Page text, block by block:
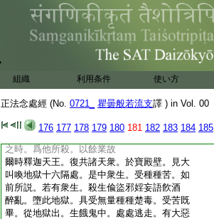
組織 利用条件 使い方
正法念處經 (No. 0721_ 瞿曇般若流支譯 ) in Vol. 00
176 177 178 179 180 181 182 183 184 185
語。墮此地獄。具受衆苦種種楚毒無量辛酸。
從地獄出生餓鬼中。壽命長遠。或受 11
錐身餓
鬼之形。或受針頸餓鬼之形。隨業所受。常困
飢渇。若有眷屬。爲他所奪。或生食毒餓鬼之
中。毒火所燒。餓鬼中死。生畜生中。在大曠
迭相食噉。畜生中死。若生人
中。身色憔悴。無有威徳。若有餘業。得生天
中。身量形貌。皆悉減劣。一切衆寶莊嚴之具。
光明微少。不爲天女之所愛敬。天女背叛。捨
至餘天。須陀 13 尠味。智慧薄少。心不正直。爲
之時。爲他所殺。以餘業故
爾時釋迦天王。復共諸天衆。於寶殿壁。見大
叫喚地獄十六隔處。是中衆生。受種種苦。如
前所説。若有衆生。殺生偸盜邪婬妄語飮酒
醉亂。墮此地獄。具受無量種種楚毒。受苦既
畢。從地獄出。生餓鬼中。處處逃走。有大惡